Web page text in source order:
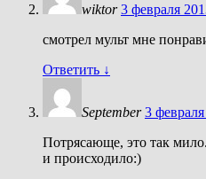
wiktor3 февраля
смотрел мульт мне
Ответить ↓
September3
Потрясающе, это так
и происходило:)